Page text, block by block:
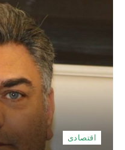
اقتصادی